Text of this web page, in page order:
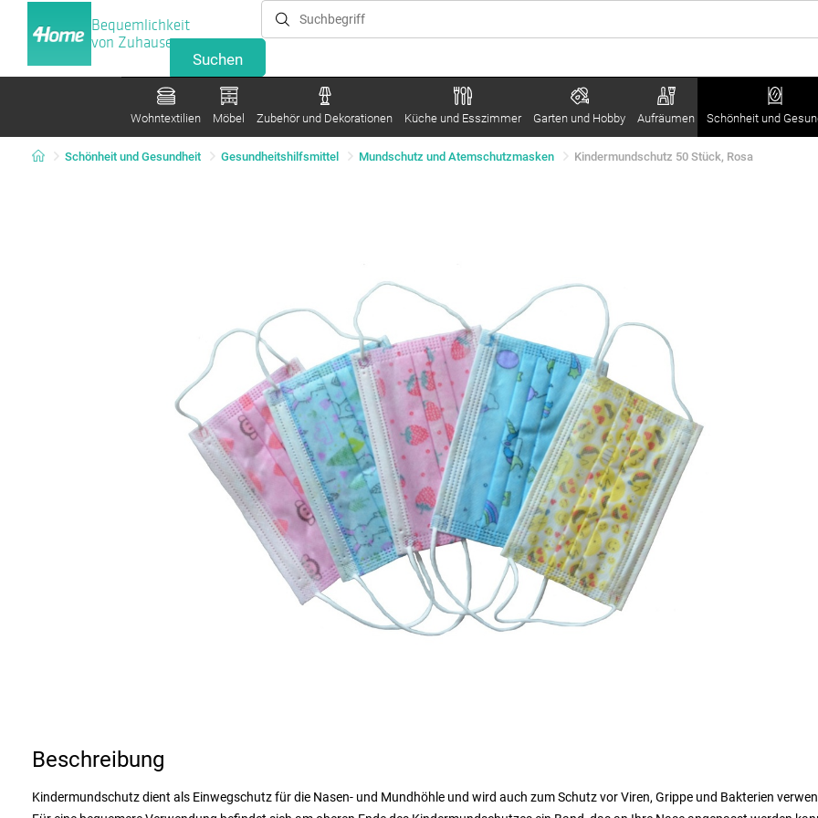
Bequemlichkeit
von Zuhause
Wohntextilien Möbel Zubehör und Dekorationen Küche und Esszimmer Garten und Hobby Aufräumen Schönheit und
Schönheit und Gesundheit Gesundheitshilfsmittel Mundschutz und Atemschutzmasken Kindermundschutz 50 Stück, Rosa
Beschreibung
Kindermundschutz dient als Einwegschutz für die Nasen- und Mundhöhle und wird auch zum Schutz vor Viren, Grippe und Bakterien